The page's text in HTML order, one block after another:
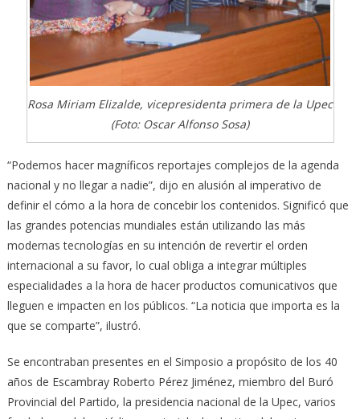
Rosa Miriam Elizalde, vicepresidenta primera de la Upec
(Foto: Oscar Alfonso Sosa)
“Podemos hacer magníficos reportajes complejos de la agenda
nacional y no llegar a nadie”, dijo en alusión al imperativo de
definir el cómo a la hora de concebir los contenidos. Significó que
las grandes potencias mundiales están utilizando las más
modernas tecnologías en su intención de revertir el orden
internacional a su favor, lo cual obliga a integrar múltiples
especialidades a la hora de hacer productos comunicativos que
lleguen e impacten en los públicos. “La noticia que importa es la
que se comparte”, ilustró.
Se encontraban presentes en el Simposio a propósito de los 40
años de Escambray Roberto Pérez Jiménez, miembro del Buró
Provincial del Partido, la presidencia nacional de la Upec, varios